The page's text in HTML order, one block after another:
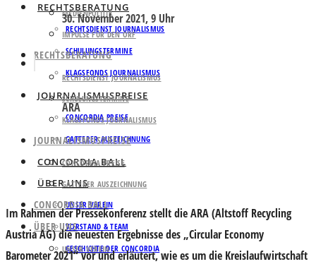
RECHTSBERATUNG
RECHTSDIENST JOURNALISMUS
SCHULUNGSTERMINE
KLAGSFONDS JOURNALISMUS
JOURNALISMUSPREISE
CONCORDIA PREISE
GATTERER AUSZEICHNUNG
CONCORDIA BALL
ÜBER UNS
UNSER VEREIN
VORSTAND & TEAM
GESCHICHTE DER CONCORDIA
MEDIENPOLITIK
IMPULSE FÜR DEN ORF
RECHTSBERATUNG
RECHTSDIENST JOURNALISMUS
SCHULUNGSTERMINE
KLAGSFONDS JOURNALISMUS
JOURNALISMUSPREISE
CONCORDIA PREISE
GATTERER AUSZEICHNUNG
CONCORDIA BALL
ÜBER UNS
UNSER VEREIN
30. November 2021, 9 Uhr
ARA
Im Rahmen der Pressekonferenz stellt dieARA(Altstoff Recycling
Austria AG) die neuesten Ergebnisse des „Circular Economy
Barometer 2021“ vor und erläutert, wie es um die Kreislaufwirtschaft